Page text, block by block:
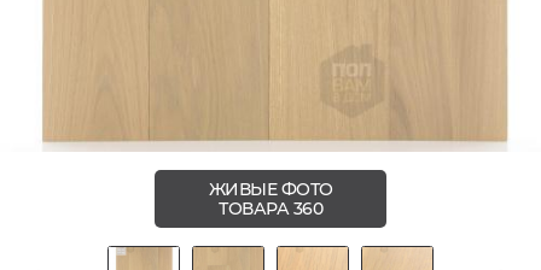
ЖИВЫЕ ФОТО
ТОВАРА 360